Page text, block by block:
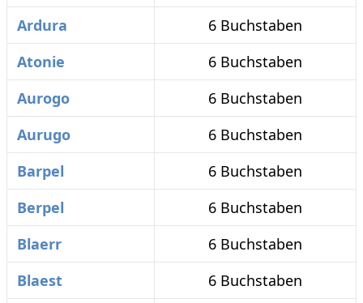
Ardura
6 Buchstaben
Atonie
6 Buchstaben
Aurogo
6 Buchstaben
Aurugo
6 Buchstaben
Barpel
6 Buchstaben
Berpel
6 Buchstaben
Blaerr
6 Buchstaben
Blaest
6 Buchstaben